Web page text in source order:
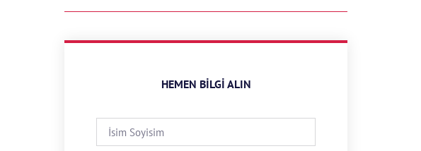
HEMEN BILGI ALIN